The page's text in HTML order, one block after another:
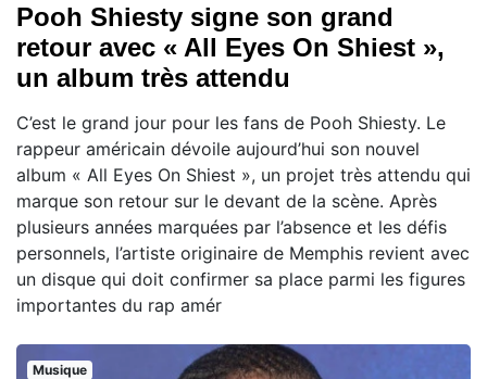
Pooh Shiesty signe son grand
retour avec « All Eyes On Shiest »,
un album très attendu
C’est le grand jour pour les fans de Pooh Shiesty. Le
rappeur américain dévoile aujourd’hui son nouvel
album « All Eyes On Shiest », un projet très attendu qui
marque son retour sur le devant de la scène. Après
plusieurs années marquées par l’absence et les défis
personnels, l’artiste originaire de Memphis revient avec
un disque qui doit confirmer sa place parmi les figures
importantes du rap amér
Musique